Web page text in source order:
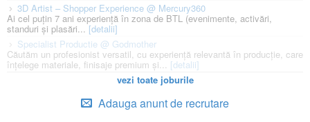
3D Artist – Shopper Experience @ Mercury360
Ai cel puțin 7 ani experiență în zona de BTL (evenimente, activări,
standuri și plasări...[detalii]
Specialist Productie @ Godmother
Căutăm un profesionist versatil, cu experiență relevantă în producție, care
înțelege materiale, finisaje premium și... [detalii]
vezi toate joburile
Adauga anunt de recrutare